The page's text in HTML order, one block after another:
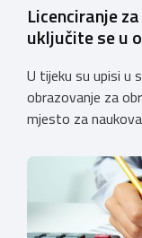
Licenciranje
uključite se u
U tijeku su upisi u
obrazovanje za
mjesto za
koji još nemaju
licenciranja kako
kvalitetno i
istodobno ulagali